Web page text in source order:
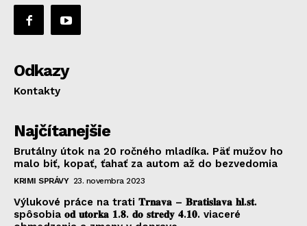
Odkazy
Kontakty
Najčítanejšie
Brutálny útok na 20 ročného mladíka. Päť mužov ho
malo biť, kopať, ťahať za autom až do bezvedomia
KRIMI SPRÁVY 23. novembra 2023
Výlukové práce na trati 𝐓𝐫𝐧𝐚𝐯𝐚 – 𝐁𝐫𝐚𝐭𝐢𝐬𝐥𝐚𝐯𝐚 𝐡𝐥.𝐬𝐭.
spôsobia 𝐨𝐝 𝐮𝐭𝐨𝐫𝐤𝐚 𝟏.𝟖. 𝐝𝐨 𝐬𝐭𝐫𝐞𝐝𝐲 𝟒.𝟏𝟎. viaceré